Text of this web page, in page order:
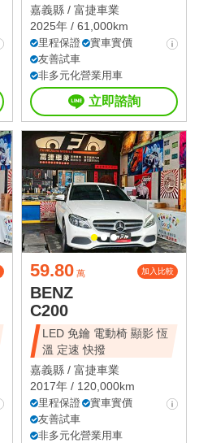
嘉義縣 / 富捷車業
2025年 / 61,000km
里程保證
實車實價
友善試車
非多元化營業用車
立即諮詢
59.80 萬 加入比較
BENZ
C200
LED 免鑰 電動椅 顯影 恆
溫 定速 快撥
嘉義縣 / 富捷車業
2017年 / 120,000km
里程保證
實車實價
友善試車
非多元化營業用車